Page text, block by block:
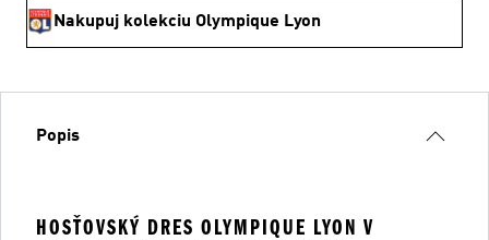
Nakupuj kolekciu Olympique Lyon
Popis
HOSŤOVSKÝ DRES OLYMPIQUE LYON V